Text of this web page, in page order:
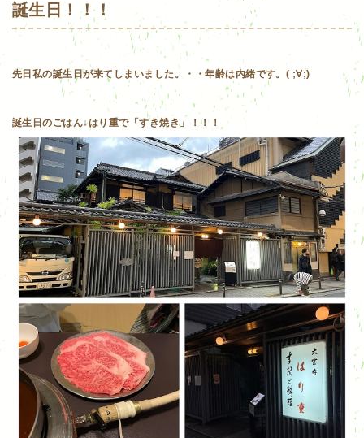
誕生日！！！
先日私の誕生日が来てしまいました。・・年齢は内緒です。( ;∀;)
誕生日のごはん↓はり重で「すき焼き」！！！